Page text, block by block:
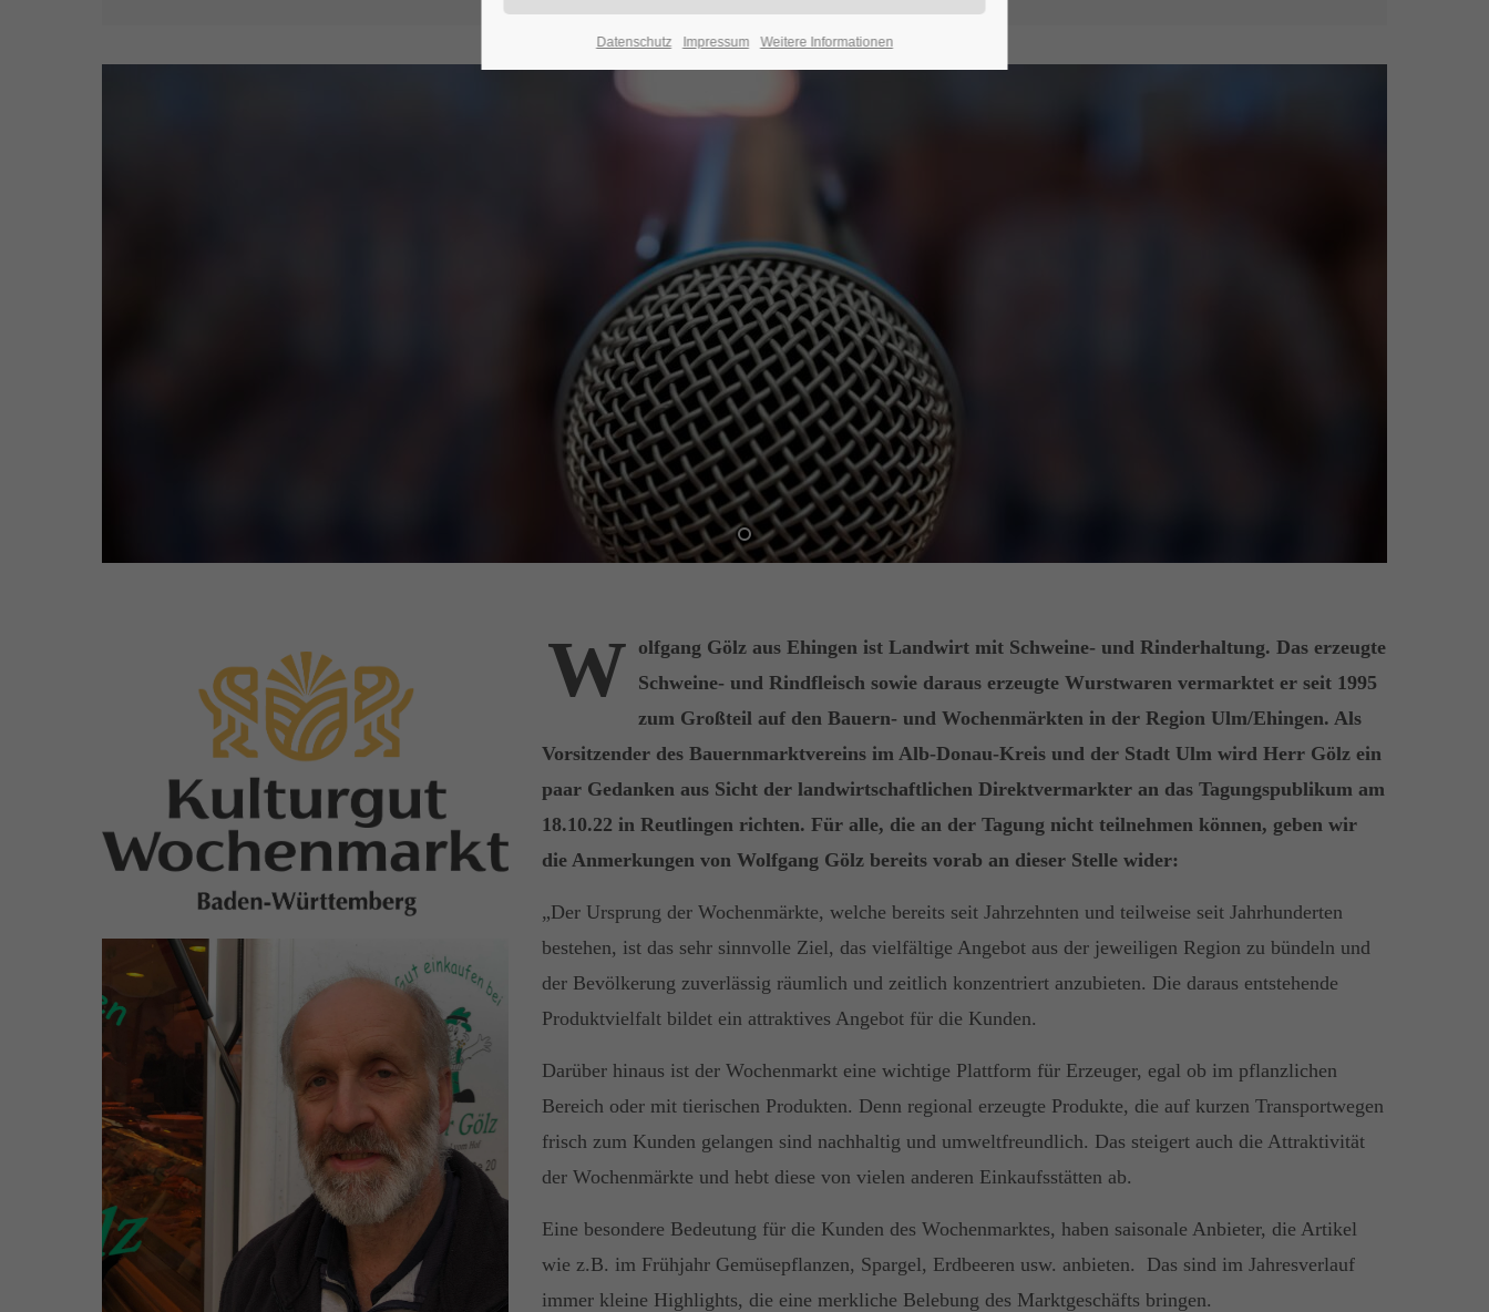
W olfgang Gölz aus Ehingen ist Landwirt mit Schweine- und Rinderhaltung. Das erzeugte
Schweine- und Rindfleisch sowie daraus erzeugte Wurstwaren vermarktet er seit 1995
zum Großteil auf den Bauern- und Wochenmärkten in der Region Ulm/Ehingen. Als
Vorsitzender des Bauernmarktvereins im Alb-Donau-Kreis und der Stadt Ulm wird Herr Gölz ein
paar Gedanken aus Sicht der landwirtschaftlichen Direktvermarkter an das Tagungspublikum am
18.10.22 in Reutlingen richten. Für alle, die an der Tagung nicht teilnehmen können, geben wir
die Anmerkungen von Wolfgang Gölz bereits vorab an dieser Stelle wider:
„Der Ursprung der Wochenmärkte, welche bereits seit Jahrzehnten und teilweise seit Jahrhunderten
bestehen, ist das sehr sinnvolle Ziel, das vielfältige Angebot aus der jeweiligen Region zu bündeln und
der Bevölkerung zuverlässig räumlich und zeitlich konzentriert anzubieten. Die daraus entstehende
Produktvielfalt bildet ein attraktives Angebot für die Kunden.
Darüber hinaus ist der Wochenmarkt eine wichtige Plattform für Erzeuger, egal ob im pflanzlichen
Bereich oder mit tierischen Produkten. Denn regional erzeugte Produkte, die auf kurzen Transportwegen
frisch zum Kunden gelangen sind nachhaltig und umweltfreundlich. Das steigert auch die Attraktivität
der Wochenmärkte und hebt diese von vielen anderen Einkaufsstätten ab.
Eine besondere Bedeutung für die Kunden des Wochenmarktes, haben saisonale Anbieter, die Artikel
wie z.B. im Frühjahr Gemüsepflanzen, Spargel, Erdbeeren usw. anbieten. Das sind im Jahresverlauf
immer kleine Highlights, die eine merkliche Belebung des Marktgeschäfts bringen.
Datenschutz Impressum Weitere Informationen